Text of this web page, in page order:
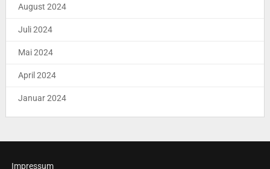
August 2024
Juli 2024
Mai 2024
April 2024
Januar 2024
Impressum